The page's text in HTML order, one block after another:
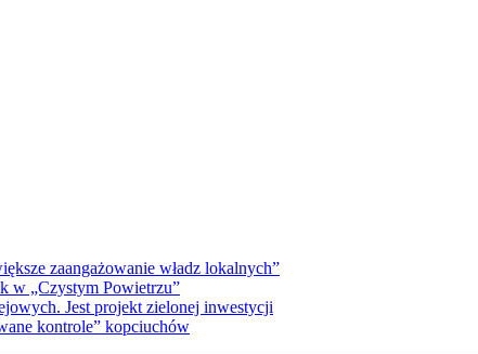
zaangażowanie władz lokalnych”
w „Czystym Powietrzu”
Jest projekt zielonej inwestycji
kontrole” kopciuchów